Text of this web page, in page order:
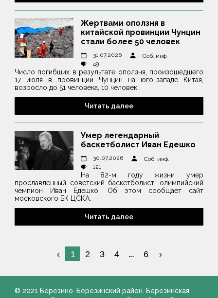
Жертвами оползня в
китайской провинции Чунцин
стали более 50 человек
31.07.2026
Соб. инф.
49
Число погибших в результате оползня, произошедшего
17 июля в провинции Чунцин на юго-западе Китая,
возросло до 51 человека, 10 человек…
Читать далее
Умер легендарный
баскетболист Иван Едешко
30.07.2026
Соб. инф.
121
На 82-м году жизни умер
прославленный советский баскетболист, олимпийский
чемпион Иван Едешко. Об этом сообщает сайт
московского БК ЦСКА.
Читать далее
1 2 3 4 ... 6
© 2021 Березино. Березинский район. Березинская